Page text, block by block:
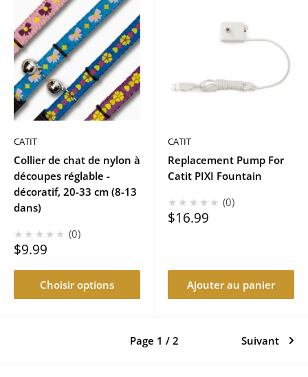
CATIT
Collier de chat de nylon à
découpes réglable -
décoratif, 20-33 cm (8-13
dans)
★★★★★ 0
Prix
$9.99
Choisir options
CATIT
Replacement Pump For
Catit PIXI Fountain
★★★★★ 0
Prix
$16.99
Ajouter au panier
Page 1 / 2 Suivant